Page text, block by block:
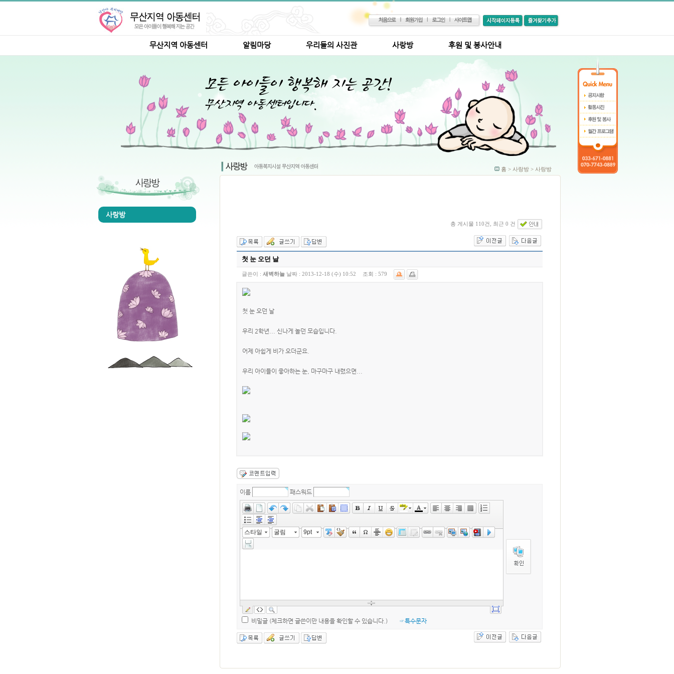
무산지역 아동센터 알림마당 우리들의 사진관 사랑방 후원 및 봉사안내
사랑방
홈 > 사랑방 > 사랑방
총 게시물 110건, 최근 0 건
첫 눈 오던 날
글쓴이 : 새벽하늘 날짜 : 2013-12-18 (수) 10:52 조회 : 579
첫 눈 오던 날
우리 2학년... 신나게 놀던 모습입니다.
어제 아쉽게 비가 오더군요.
우리 아이들이 좋아하는 눈, 마구마구 내렸으면...
이름 패스워드
스타일 굴림 9pt
비밀글 (체크하면 글쓴이만 내용을 확인할 수 있습니다.) ☞특수문자